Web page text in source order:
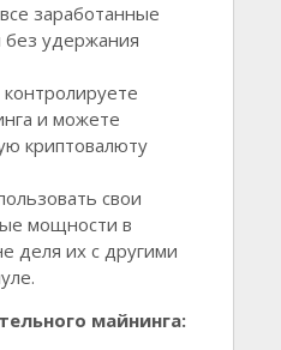
заработанные
удержания
и можете
криптовалюту
свои
мощности в
деля их с другими
майнинга: